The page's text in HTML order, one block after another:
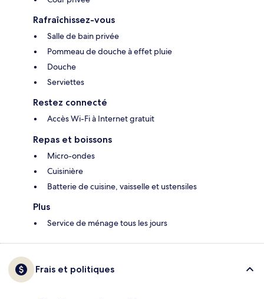
Rafraîchissez-vous
Salle de bain privée
Pommeau de douche à effet pluie
Douche
Serviettes
Restez connecté
Accès Wi-Fi à Internet gratuit
Repas et boissons
Micro-ondes
Cuisinière
Batterie de cuisine, vaisselle et ustensiles
Plus
Service de ménage tous les jours
Frais et politiques